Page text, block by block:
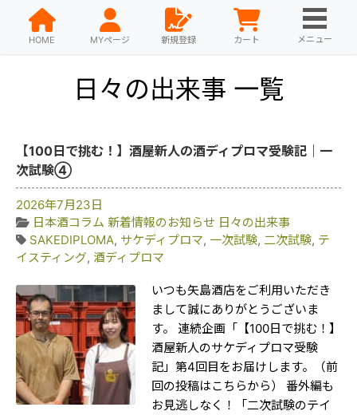
HOME MYページ 新規登録 カート メニュー
日々の出来事 一覧
【100日で挑む！】酒屋新人の酒ディプロマ受験記｜一
次試験④
2026年7月23日
日本酒コラム 新着情報のお知らせ 日々の出来事
SAKEDIPLOMA, サケディプロマ, 一次試験, 二次試験, テ
イスティング, 酒ディプロマ
いつも矢島酒店をご利用いただき
まして誠にありがとうございま
す。 連続企画「【100日で挑む！】
酒屋新人のサケディプロマ受験
記」第4回目をお届けします。（前
回の投稿はこちらから） 番外編も
お見逃しなく！「二次試験のテイ